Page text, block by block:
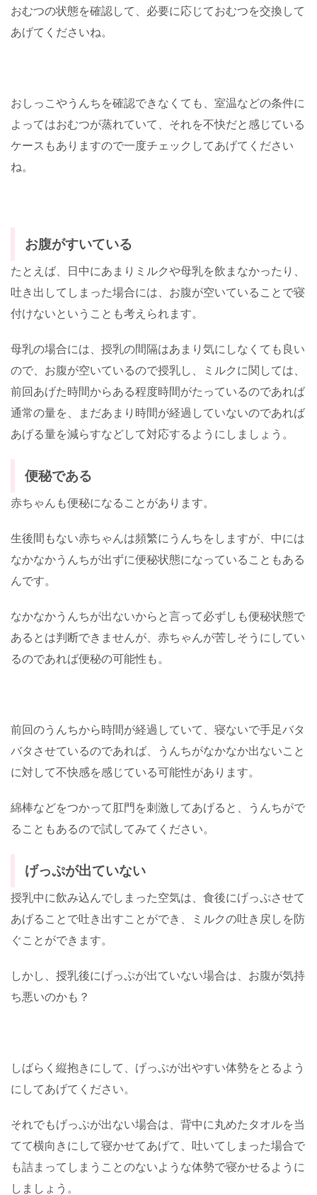
おむつの状態を確認して、必要に応じておむつを交換して
あげてくださいね。
おしっこやうんちを確認できなくても、室温などの条件に
よってはおむつが蒸れていて、それを不快だと感じている
ケースもありますので一度チェックしてあげてください
ね。
お腹がすいている
たとえば、日中にあまりミルクや母乳を飲まなかったり、
吐き出してしまった場合には、お腹が空いていることで寝
付けないということも考えられます。
母乳の場合には、授乳の間隔はあまり気にしなくても良い
ので、お腹が空いているので授乳し、ミルクに関しては、
前回あげた時間からある程度時間がたっているのであれば
通常の量を、まだあまり時間が経過していないのであれば
あげる量を減らすなどして対応するようにしましょう。
便秘である
赤ちゃんも便秘になることがあります。
生後間もない赤ちゃんは頻繁にうんちをしますが、中には
なかなかうんちが出ずに便秘状態になっていることもある
んです。
なかなかうんちが出ないからと言って必ずしも便秘状態で
あるとは判断できませんが、赤ちゃんが苦しそうにしてい
るのであれば便秘の可能性も。
前回のうんちから時間が経過していて、寝ないで手足バタ
バタさせているのであれば、うんちがなかなか出ないこと
に対して不快感を感じている可能性があります。
綿棒などをつかって肛門を刺激してあげると、うんちがで
ることもあるので試してみてください。
げっぷが出ていない
授乳中に飲み込んでしまった空気は、食後にげっぷさせて
あげることで吐き出すことができ、ミルクの吐き戻しを防
ぐことができます。
しかし、授乳後にげっぷが出ていない場合は、お腹が気持
ち悪いのかも？
しばらく縦抱きにして、げっぷが出やすい体勢をとるよう
にしてあげてください。
それでもげっぷが出ない場合は、背中に丸めたタオルを当
てて横向きにして寝かせてあげて、吐いてしまった場合で
も詰まってしまうことのないような体勢で寝かせるように
しましょう。